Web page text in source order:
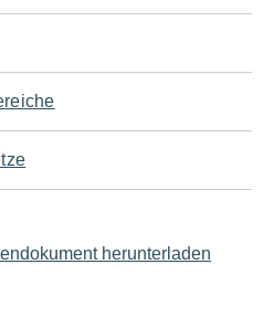
herunterladen